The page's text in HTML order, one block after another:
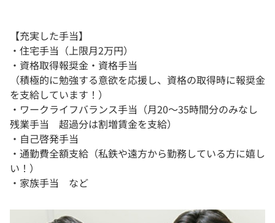
【充実した手当】
・住宅手当（上限月2万円）
・資格取得報奨金・資格手当
（積極的に勉強する意欲を応援し、資格の取得時に報奨金
を支給しています！）
・ワークライフバランス手当（月20～35時間分のみなし
残業手当 超過分は割増賃金を支給）
・自己啓発手当
・通勤費全額支給（私鉄や遠方から勤務している方に嬉し
い！）
・家族手当 など